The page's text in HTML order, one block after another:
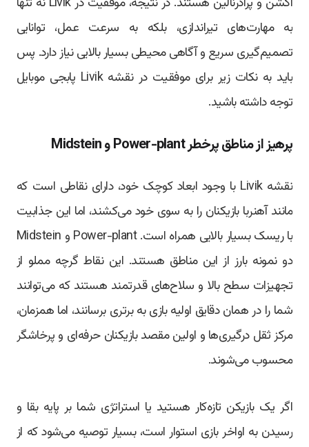
به مهارت‌های تیراندازی، بلکه به سرعت عمل، توانایی
تصمیم‌گیری سریع و آگاهی محیطی بسیار بالایی نیاز دارد. پس
باید به نکات زیر برای موفقیت در نقشه Livik پابجی موبایل
توجه داشته باشید.
پرهیز از مناطق پرخطر Power-plant و Midstein
نقشه Livik با وجود ابعاد کوچک خود، دارای نقاطی است که
مانند آهنربا بازیکنان را به سوی خود می‌کشند، اما این جذابیت
با ریسک بسیار بالایی همراه است. Power-plant و Midstein
دو نمونه بارز از این مناطق هستند. این نقاط گرچه مملو از
تجهیزات سطح بالا و سلاح‌های قدرتمند هستند که می‌توانند
شما را در همان دقایق اولیه بازی به برتری برسانند، اما همزمان،
مرکز ثقل درگیری‌ها و اولین مقصد بازیکنان حرفه‌ای و پرخاشگر
محسوب می‌شوند.
اگر یک بازیکن تازه‌کار هستید یا استراتژی شما بر پایه بقا و
رسیدن به اواخر بازی استوار است، بسیار توصیه می‌شود که از